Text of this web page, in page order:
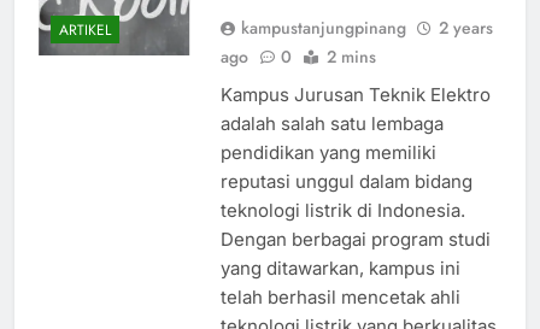
ARTIKEL kampustanjungpinang
2 years
ago
0 2 mins
Kampus Jurusan Teknik Elektro
adalah salah satu lembaga
pendidikan yang memiliki
reputasi unggul dalam bidang
teknologi listrik di Indonesia.
Dengan berbagai program studi
yang ditawarkan, kampus ini
telah berhasil mencetak ahli